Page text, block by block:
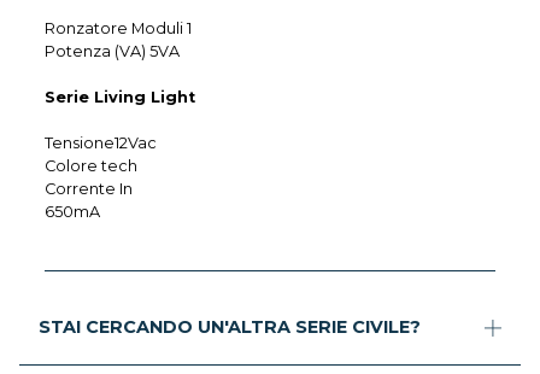
Ronzatore Moduli 1
Potenza (VA) 5VA
Serie Living Light
Tensione12Vac
Colore tech
Corrente In
650mA
STAI CERCANDO UN'ALTRA SERIE CIVILE?